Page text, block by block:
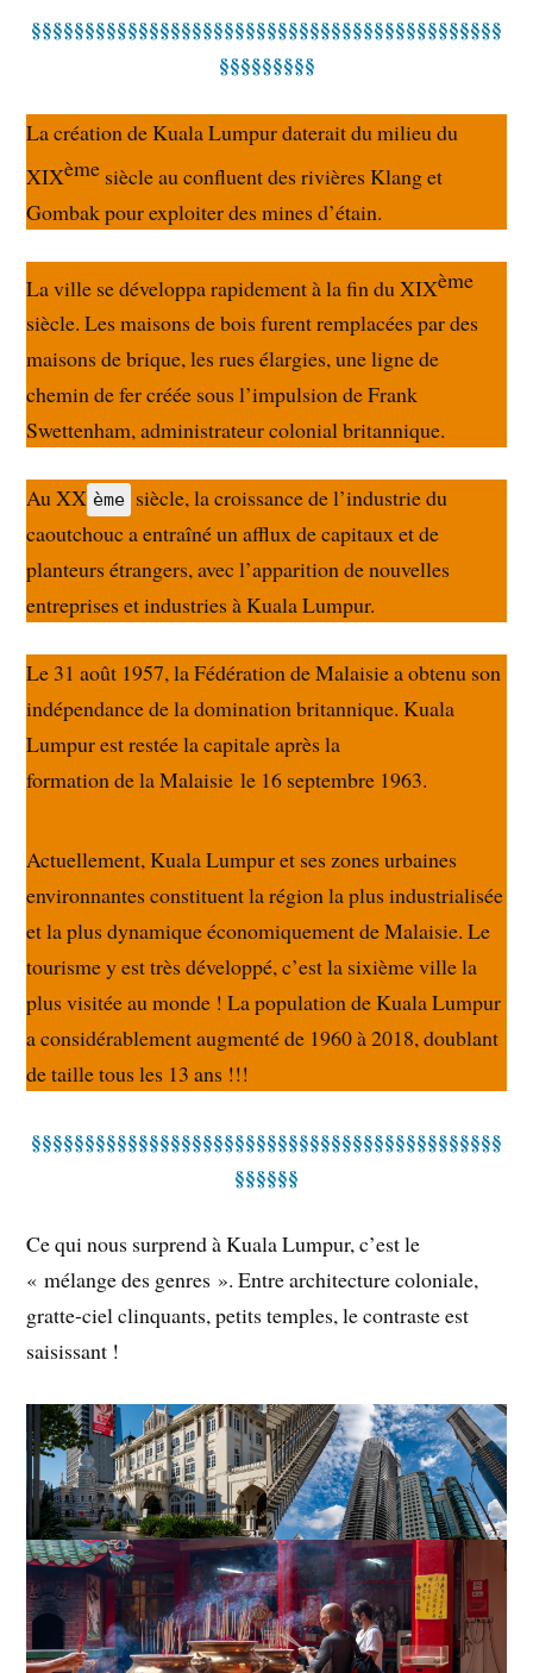
§§§§§§§§§§§§§§§§§§§§§§§§§§§§§§§§§§§§§§§§§§§§
§§§§§§§§§
La création de Kuala Lumpur daterait du milieu du
XIXème siècle au confluent des rivières Klang et
Gombak pour exploiter des mines d’étain.
La ville se développa rapidement à la fin du XIXème
siècle. Les maisons de bois furent remplacées par des
maisons de brique, les rues élargies, une ligne de
chemin de fer créée sous l’impulsion de Frank
Swettenham, administrateur colonial britannique.
Au XX ème siècle, la croissance de l’industrie du
caoutchouc a entraîné un afflux de capitaux et de
planteurs étrangers, avec l’apparition de nouvelles
entreprises et industries à Kuala Lumpur.
Le 31 août 1957, la Fédération de Malaisie a obtenu son
indépendance de la domination britannique. Kuala
Lumpur est restée la capitale après la
formation de la Malaisie le 16 septembre 1963.
Actuellement, Kuala Lumpur et ses zones urbaines
environnantes constituent la région la plus industrialisée
et la plus dynamique économiquement de Malaisie. Le
tourisme y est très développé, c’est la sixième ville la
plus visitée au monde ! La population de Kuala Lumpur
a considérablement augmenté de 1960 à 2018, doublant
de taille tous les 13 ans !!!
§§§§§§§§§§§§§§§§§§§§§§§§§§§§§§§§§§§§§§§§§§§§
§§§§§§
Ce qui nous surprend à Kuala Lumpur, c’est le
« mélange des genres ». Entre architecture coloniale,
gratte-ciel clinquants, petits temples, le contraste est
saisissant !